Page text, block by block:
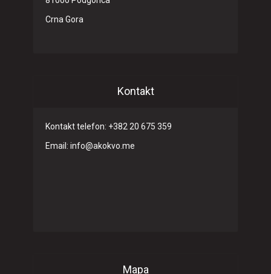
Crna Gora
Kontakt
Kontakt telefon: +382 20 675 359
Email: info@akokvo.me
Mapa